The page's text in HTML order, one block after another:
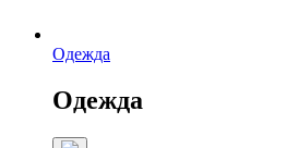
Одежда
Одежда